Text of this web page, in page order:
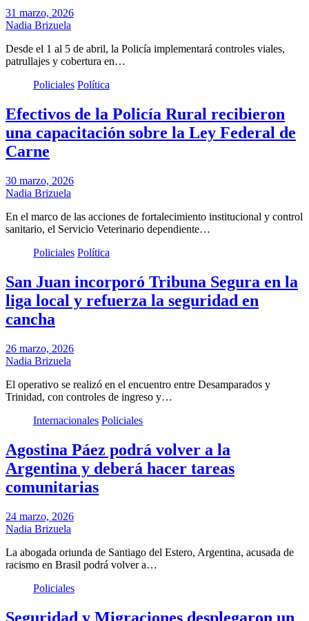
31 marzo, 2026
Nadia Brizuela
Desde el 1 al 5 de abril, la Policía implementará controles viales,
patrullajes y cobertura en…
Policiales Política
Efectivos de la Policía Rural recibieron
una capacitación sobre la Ley Federal de
Carne
30 marzo, 2026
Nadia Brizuela
En el marco de las acciones de fortalecimiento institucional y control
sanitario, el Servicio Veterinario dependiente…
Policiales Política
San Juan incorporó Tribuna Segura en la
liga local y refuerza la seguridad en
cancha
26 marzo, 2026
Nadia Brizuela
El operativo se realizó en el encuentro entre Desamparados y
Trinidad, con controles de ingreso y…
Internacionales Policiales
Agostina Páez podrá volver a la
Argentina y deberá hacer tareas
comunitarias
24 marzo, 2026
Nadia Brizuela
La abogada oriunda de Santiago del Estero, Argentina, acusada de
racismo en Brasil podrá volver a…
Policiales
Seguridad y Migraciones desplegaron un